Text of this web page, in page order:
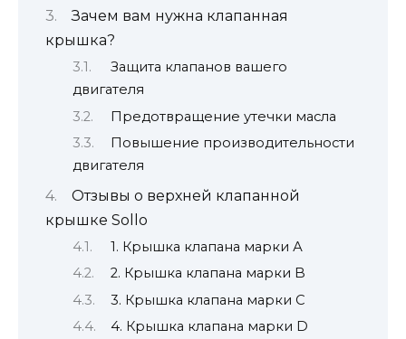
Зачем вам нужна клапанная
крышка?
Защита клапанов вашего
двигателя
Предотвращение утечки масла
Повышение производительности
двигателя
Отзывы о верхней клапанной
крышке Sollo
1. Крышка клапана марки А
2. Крышка клапана марки B
3. Крышка клапана марки C
4. Крышка клапана марки D